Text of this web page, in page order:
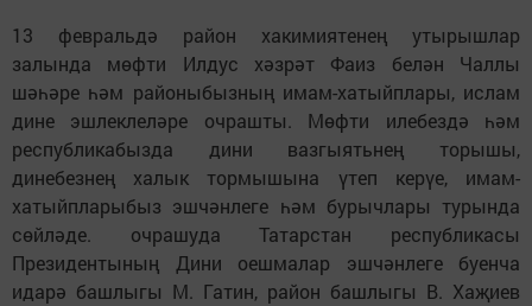
13 февральдә район хакимиятенең утырышлар
залында мөфти Илдус хәзрәт Фаиз белән Чаллы
шәһәре һәм районыбызның имам-хатыйплары, ислам
дине эшлеклеләре очрашты. Мөфти илебездә һәм
республикабызда дини вазгыятьнең торышы,
динебезнең халык тормышына үтеп керүе, имам-
хатыйпларыбыз эшчәнлеге һәм бурычлары турында
сөйләде. очрашуда Татарстан республикасы
Президентының Дини оешмалар эшчәнлеге буенча
идарә башлыгы М. Гатин, район башлыгы В. Хаҗиев